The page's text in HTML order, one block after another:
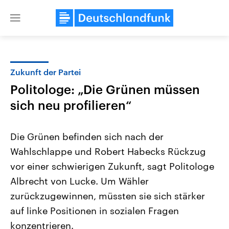
Close
Landtagswahl Sachsen-Anhalt
2026
Alle Informationen
Sachsen-Anhalt wählt am 6.
September 2026 einen neuen
Bundesland von einer Koalition aus
USA
Aktuelle Beiträge,
Hintergründe
gehören die Vereinigten
Zukunft der Partei
Politologe: „Die Grünen müssen
sich neu profilieren“
Die Grünen befinden sich nach der
Wahlschlappe und Robert Habecks Rückzug
vor einer schwierigen Zukunft, sagt Politologe
Albrecht von Lucke. Um Wähler
zurückzugewinnen, müssten sie sich stärker
auf linke Positionen in sozialen Fragen
konzentrieren.